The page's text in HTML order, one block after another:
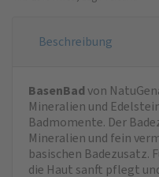
Beschreibung
BasenBadvon
Mineralien und
Badmomente. Der
Mineralien und fein
basischen Badezusatz.
die Haut sanft pflegt